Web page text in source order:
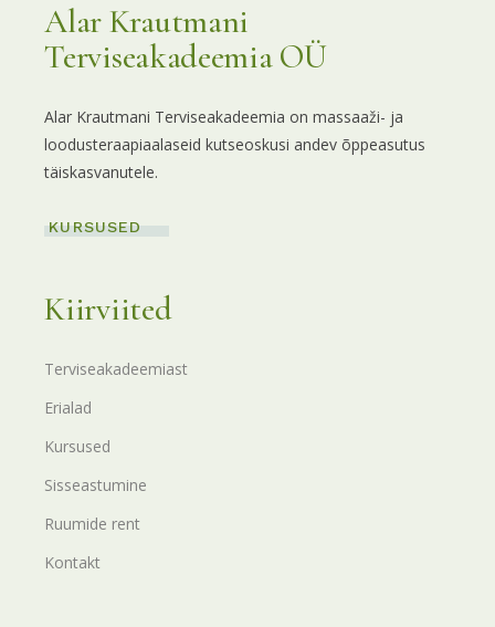
Alar Krautmani
Terviseakadeemia OÜ
Alar Krautmani Terviseakadeemia on massaaži- ja
loodusteraapiaalaseid kutseoskusi andev õppeasutus
täiskasvanutele.
KURSUSED
Kiirviited
Terviseakadeemiast
Erialad
Kursused
Sisseastumine
Ruumide rent
Kontakt